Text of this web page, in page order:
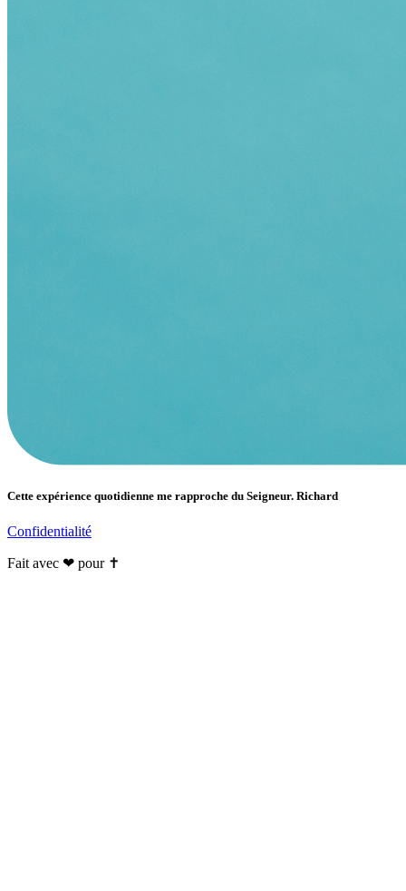
Cette expérience quotidienne me rapproche du Seigneur. Richard
Confidentialité
Fait avec ❤ pour ✝️️